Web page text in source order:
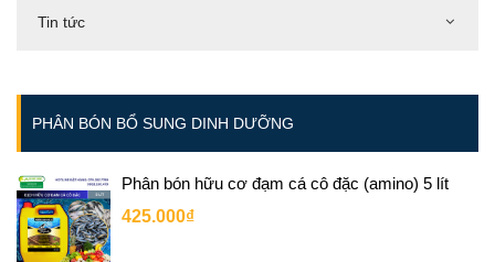
Tin tức
PHÂN BÓN BỔ SUNG DINH DƯỠNG
Phân bón hữu cơ đạm cá cô đặc (amino) 5 lít
425.000₫